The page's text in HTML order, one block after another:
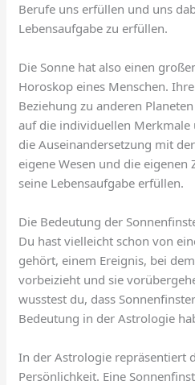
Berufe uns erfüllen und uns
Lebensaufgabe zu erfüllen.
Die Sonne hat also einen
Horoskop eines Menschen.
Beziehung zu anderen
auf die individuellen Merkmale
die Auseinandersetzung mit
eigene Wesen und die eigenen
seine Lebensaufgabe erfüllen.
Die Bedeutung der
Du hast vielleicht schon von
gehört, einem Ereignis, bei
vorbeizieht und sie
wusstest du, dass
Bedeutung in der Astrologie
In der Astrologie repräsentiert
Persönlichkeit. Eine